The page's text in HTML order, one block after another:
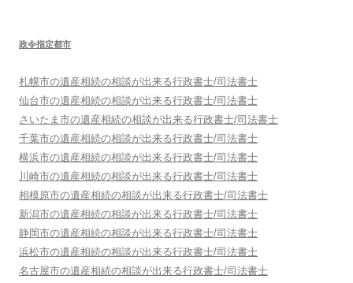
政令指定都市
札幌市の遺産相続の相談が出来る行政書士/司法書士
仙台市の遺産相続の相談が出来る行政書士/司法書士
さいたま市の遺産相続の相談が出来る行政書士/司法書士
千葉市の遺産相続の相談が出来る行政書士/司法書士
横浜市の遺産相続の相談が出来る行政書士/司法書士
川崎市の遺産相続の相談が出来る行政書士/司法書士
相模原市の遺産相続の相談が出来る行政書士/司法書士
新潟市の遺産相続の相談が出来る行政書士/司法書士
静岡市の遺産相続の相談が出来る行政書士/司法書士
浜松市の遺産相続の相談が出来る行政書士/司法書士
名古屋市の遺産相続の相談が出来る行政書士/司法書士